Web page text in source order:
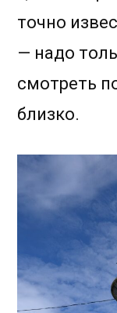
точно
— надо
смотреть
близко.